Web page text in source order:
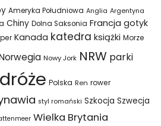
Ameryka Południowa Anglia Argentyna
Chiny Dolna Saksonia Francja gotyk
Kanada katedra książki Morze
Nowy Jork NRW parki
Polska Ren rower
styl romański Szkocja Szwecja
Wielka Brytania